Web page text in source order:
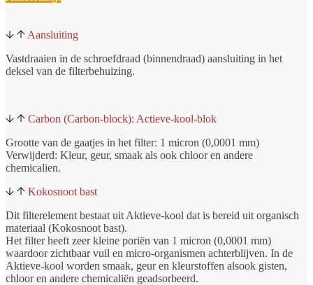
Aansluiting
Vastdraaien in de schroefdraad (binnendraad) aansluiting in het
deksel van de filterbehuizing.
Carbon (Carbon-block): Actieve-kool-blok
Grootte van de gaatjes in het filter: 1 micron (0,0001 mm)
Verwijderd: Kleur, geur, smaak als ook chloor en andere
chemicalien.
Kokosnoot bast
Dit filterelement bestaat uit Aktieve-kool dat is bereid uit organisch
materiaal (Kokosnoot bast).
Het filter heeft zeer kleine poriën van 1 micron (0,0001 mm)
waardoor zichtbaar vuil en micro-organismen achterblijven. In de
Aktieve-kool worden smaak, geur en kleurstoffen alsook gisten,
chloor en andere chemicaliën geadsorbeerd.